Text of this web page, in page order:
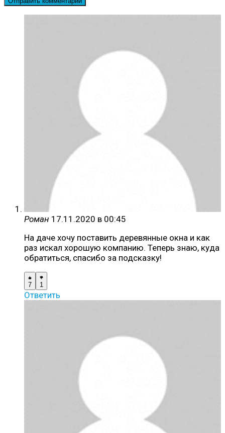
Роман 17.11.2020 в 00:45
На даче хочу поставить деревянные окна и как
раз искал хорошую компанию. Теперь знаю, куда
обратиться, спасибо за подсказку!
7 1
Ответить